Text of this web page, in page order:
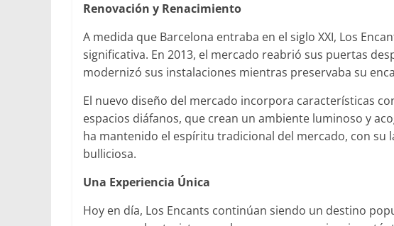
Renovación y Renacimiento
A medida que Barcelona entraba en el siglo XXI, Los
significativa. En 2013, el mercado reabrió sus puertas
modernizó sus instalaciones mientras preservaba su
El nuevo diseño del mercado incorpora características
espacios diáfanos, que crean un ambiente luminoso y
ha mantenido el espíritu tradicional del mercado, con su
bulliciosa.
Una Experiencia Única
Hoy en día, Los Encants continúan siendo un destino